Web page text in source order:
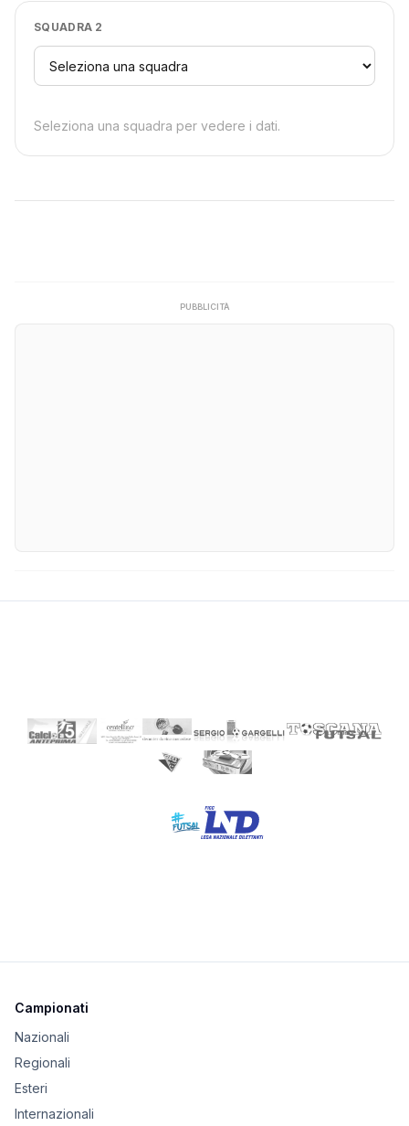
SQUADRA 2
Seleziona una squadra per vedere i dati.
PUBBLICITÀ
Campionati
Nazionali
Regionali
Esteri
Internazionali